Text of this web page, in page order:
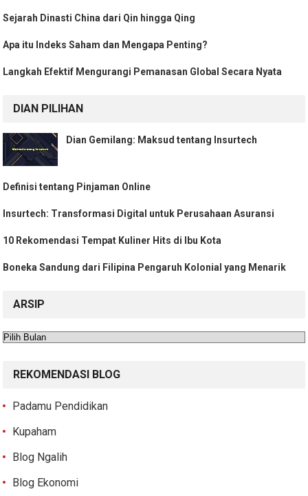
Sejarah Dinasti China dari Qin hingga Qing
Apa itu Indeks Saham dan Mengapa Penting?
Langkah Efektif Mengurangi Pemanasan Global Secara Nyata
DIAN PILIHAN
Dian Gemilang: Maksud tentang Insurtech
Definisi tentang Pinjaman Online
Insurtech: Transformasi Digital untuk Perusahaan Asuransi
10 Rekomendasi Tempat Kuliner Hits di Ibu Kota
Boneka Sandung dari Filipina Pengaruh Kolonial yang Menarik
ARSIP
Arsip
REKOMENDASI BLOG
Padamu Pendidikan
Kupaham
Blog Ngalih
Blog Ekonomi